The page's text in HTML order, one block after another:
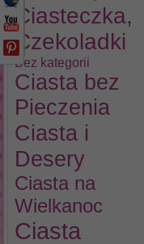
Ciasteczka,
Czekoladki
Bez kategorii
Ciasta bez
Pieczenia
Ciasta i
Desery
Ciasta na
Wielkanoc
Ciasta